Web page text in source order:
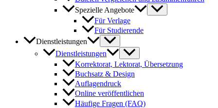
Spezielle Angebote
Für Verlage
Für Studierende
Dienstleistungen
Dienstleistungen
Korrektorat, Lektorat, Übersetzung
Buchsatz & Design
Auflagendruck
Online veröffentlichen
Häufige Fragen (FAQ)